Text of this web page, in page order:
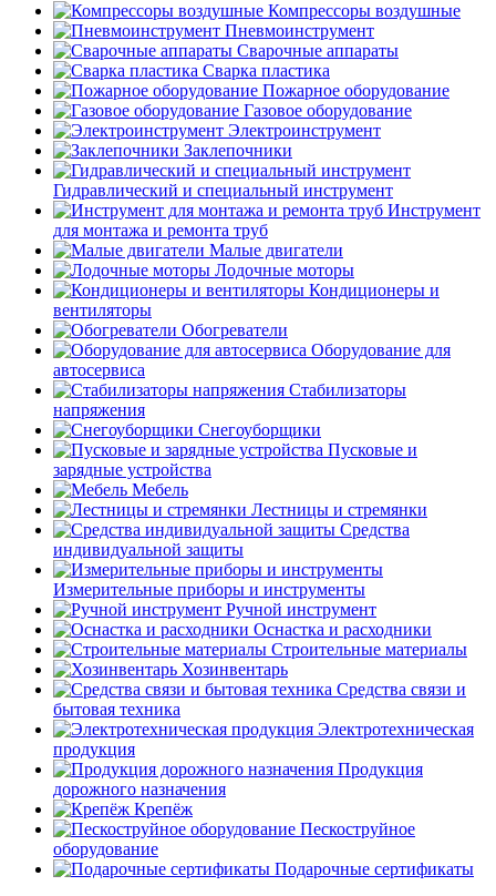
Компрессоры воздушные
Пневмоинструмент
Сварочные аппараты
Сварка пластика
Пожарное оборудование
Газовое оборудование
Электроинструмент
Заклепочники
Гидравлический и специальный инструмент
Инструмент
для монтажа и ремонта труб
Малые двигатели
Лодочные моторы
Кондиционеры и
вентиляторы
Обогреватели
Оборудование для
автосервиса
Стабилизаторы
напряжения
Снегоуборщики
Пусковые и
зарядные устройства
Мебель
Лестницы и стремянки
Средства
индивидуальной защиты
Измерительные приборы и инструменты
Ручной инструмент
Оснастка и расходники
Строительные материалы
Хозинвентарь
Средства связи и
бытовая техника
Электротехническая
продукция
Продукция
дорожного назначения
Крепёж
Пескоструйное
оборудование
Подарочные сертификаты